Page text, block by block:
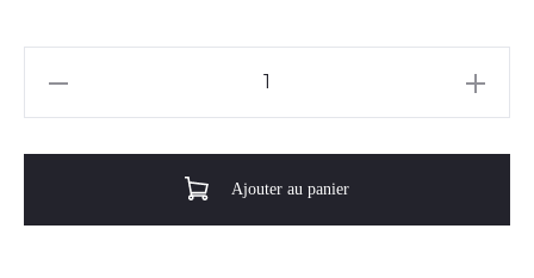
Ajouter au panier